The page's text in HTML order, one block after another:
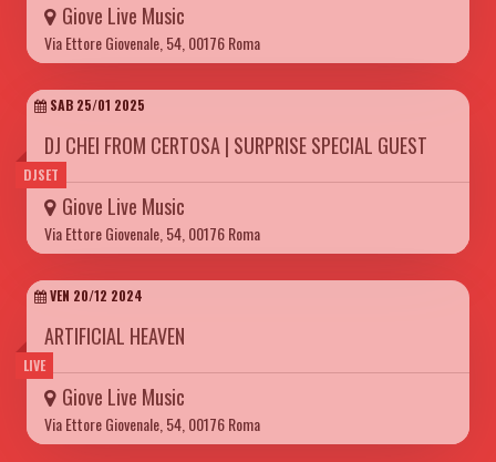
Giove Live Music
Via Ettore Giovenale, 54, 00176 Roma
DJSET
SAB 25/01 2025
DJ CHEI FROM CERTOSA | SURPRISE SPECIAL GUEST
Giove Live Music
Via Ettore Giovenale, 54, 00176 Roma
LIVE
VEN 20/12 2024
ARTIFICIAL HEAVEN
Giove Live Music
Via Ettore Giovenale, 54, 00176 Roma